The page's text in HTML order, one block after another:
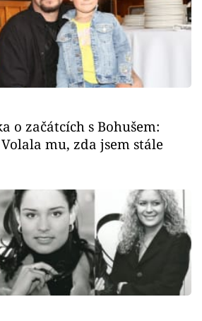
o začátcích s Bohušem:
mu, zda jsem stále